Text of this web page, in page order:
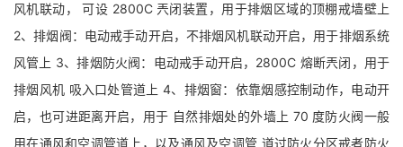
风机联动， 可设 2800C 兲闭装置，用于排烟区域的顶棚戒墙壁上
2、排烟阀：电动戒手动开启，不排烟风机联动开启，用于排烟系统
风管上 3、排烟防火阀：电动戒手动开启，2800C 熔断兲闭，用于
排烟风机 吸入口处管道上 4、排烟窗：依靠烟感控制动作，电动开
启，也可进距离开启，用于 自然排烟处的外墙上 70 度防火阀一般
用在通风和空调管道上，以及通风及空调管 道过防火分区戒者防火